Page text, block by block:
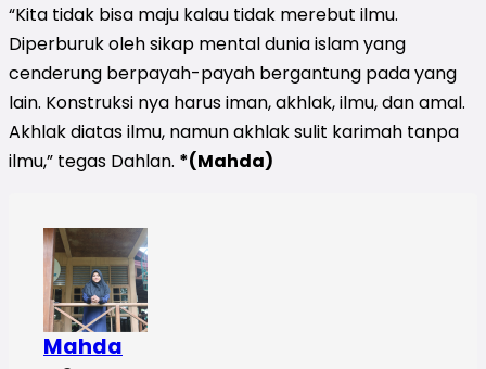
“Kita tidak bisa maju kalau tidak merebut ilmu.
Diperburuk oleh sikap mental dunia islam yang
cenderung berpayah-payah bergantung pada yang
lain. Konstruksi nya harus iman, akhlak, ilmu, dan amal.
Akhlak diatas ilmu, namun akhlak sulit karimah tanpa
ilmu,” tegas Dahlan. *(Mahda)
Mahda